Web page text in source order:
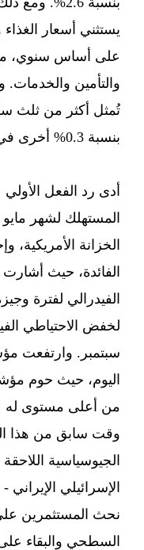
على أساس سنوي،
والتأمين والخدمات.
تُمثل أكثر من ثلث
بنسبة 0.3% أخرى في مايو.
أدى رد الفعل
المستهلك لشهر
الخزانة الأمريكية،
الفائدة، حيث أشارت
لخفض الاحتياطي
سبتمبر. وارتفعت
من أعلى مستوى له
وقت سابق من هذا
الجيوسياسية
الإسرائيلي
نحث المستثمرين
السطحي والبقاء على